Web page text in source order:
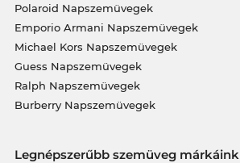
Polaroid Napszemüvegek
Emporio Armani Napszemüvegek
Michael Kors Napszemüvegek
Guess Napszemüvegek
Ralph Napszemüvegek
Burberry Napszemüvegek
Legnépszerűbb szemüveg márkáink